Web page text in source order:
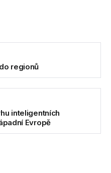
regionů
inteligentních
Evropě